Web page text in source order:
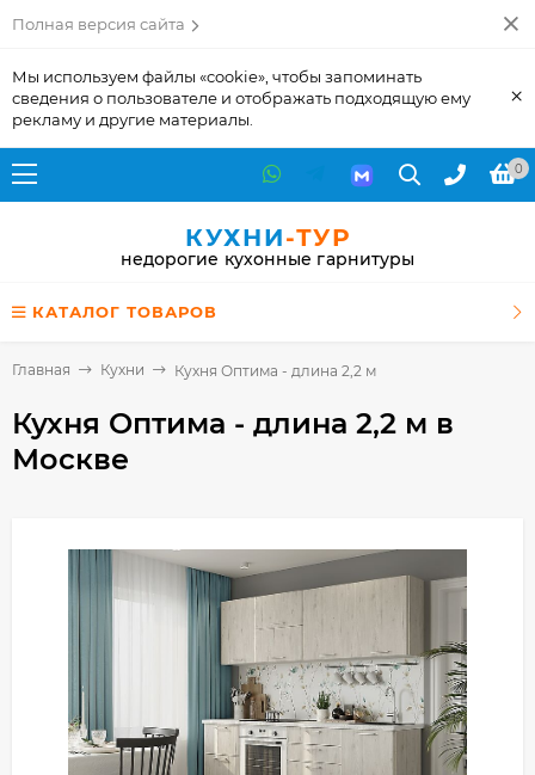
Полная версия сайта
Мы используем файлы «cookie», чтобы запоминать
сведения о пользователе и отображать подходящую ему
рекламу и другие материалы.
×
0
КУХНИ-ТУР
недорогие кухонные гарнитуры
КАТАЛОГ ТОВАРОВ
Главная Кухни Кухня Оптима - длина 2,2 м
Кухня Оптима - длина 2,2 м в
Москве